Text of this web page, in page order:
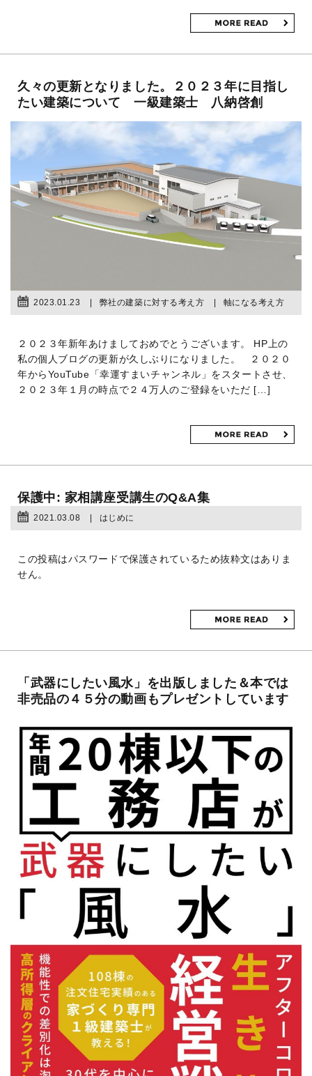
久々の更新となりました。２０２３年に目指し
たい建築について 一級建築士 八納啓創
2023.01.23 弊社の建築に対する考え方 軸になる考え方
２０２３年新年あけましておめでとうございます。 HP上の
私の個人ブログの更新が久しぶりになりました。 ２０２０
年からYouTube「幸運すまいチャンネル」をスタートさせ、
２０２３年１月の時点で２４万人のご登録をいただ […]
保護中: 家相講座受講生のQ&A集
2021.03.08 はじめに
この投稿はパスワードで保護されているため抜粋文はありま
せん。
「武器にしたい風水」を出版しました＆本では
非売品の４５分の動画もプレゼントしています